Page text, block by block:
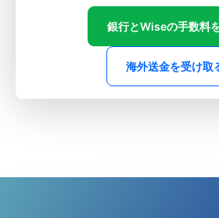
銀行とWiseの手数料
海外送金を受け取